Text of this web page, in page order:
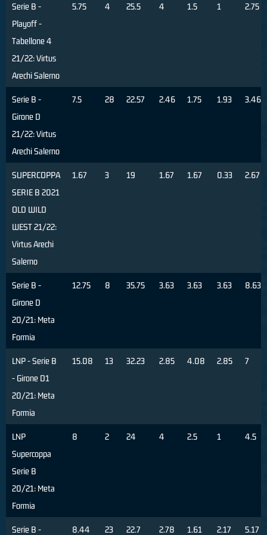
Serie B -
Playoff -
Tabellone 4
21/22: Virtus
Arechi Salerno
5.75 4 25.5 4 1.5 1 2.75
Serie B -
Girone D
21/22: Virtus
Arechi Salerno
7.5 28 22.57 2.46 1.75 1.93 3.46
SUPERCOPPA
SERIE B 2021
OLD WILD
WEST 21/22:
Virtus Arechi
Salerno
1.67 3 19 1.67 1.67 0.33 2.67
Serie B -
Girone D
20/21: Meta
Formia
12.75 8 35.75 3.63 3.63 3.63 8.63
LNP - Serie B
- Girone D1
20/21: Meta
Formia
15.08 13 32.23 2.85 4.08 2.85 7
LNP
Supercoppa
Serie B
20/21: Meta
Formia
8 2 24 4 2.5 1 4.5
Serie B -
8.44 23 22.7 2.78 1.61 2.17 5.17